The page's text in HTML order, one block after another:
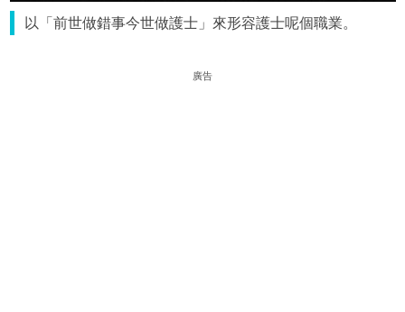
以「前世做錯事今世做護士」來形容護士呢個職業。
廣告